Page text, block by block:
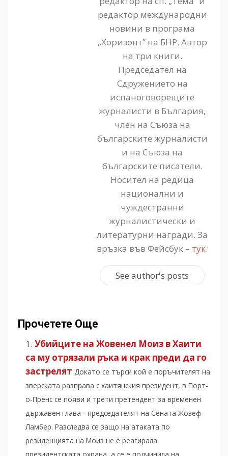
редактор международни
новини в програма
„Хоризонт” на БНР. Автор
на три книги.
Председател на
Сдружението на
испаноговорещите
журналисти в България,
член на Съюза на
българските журналисти
и на Съюза на
българските писатели.
Носител на редица
национални и
чуждестранни
журналистически и
литературни награди. За
връзка във Фейсбук – тук.
See author's posts
Прочетете Още
Убийците на Жовенел Моиз в Хаити
са му отрязали ръка и крак преди да го
застрелят Докато се търси кой е поръчителят на
зверската разправа с хаитянския президент, в Порт-
о-Пренс се появи и трети претендент за временен
държавен глава - председателят на Сената Жозеф
Ламбер. Разследва се защо на атаката по
резиденцията на Моиз не е реагирала